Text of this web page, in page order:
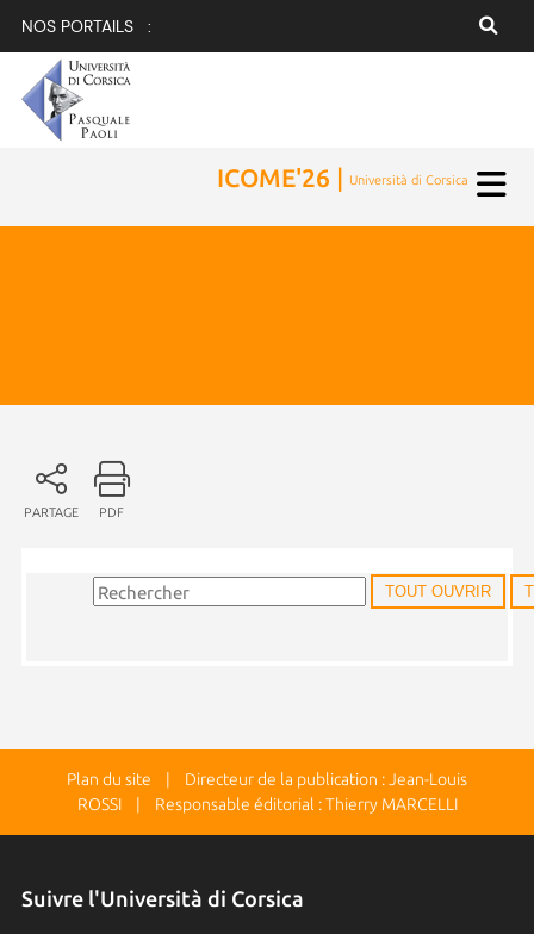
NOS PORTAILS :
ICOME'26 | Università di Corsica
PARTAGE PDF
TOUT OUVRIR
Plan du site | Directeur de la publication : Jean-Louis
ROSSI | Responsable éditorial : Thierry MARCELLI
Suivre l'Università di Corsica